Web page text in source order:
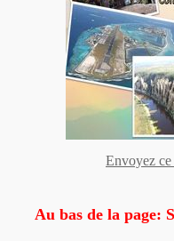
Envoyez ce
Au bas de la page: